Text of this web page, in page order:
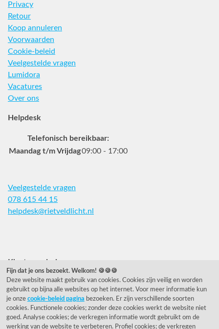
Privacy
Retour
Koop annuleren
Voorwaarden
Cookie-beleid
Veelgestelde vragen
Lumidora
Vacatures
Over ons
Helpdesk
Telefonisch bereikbaar:
Maandag t/m Vrijdag09:00 - 17:00
Veelgestelde vragen
078 615 44 15
helpdesk@rietveldlicht.nl
Klantwaardering
"Zeer goed" - eKomi.nl
Cijfer: 9.2 (25540 recensies)
Fijn dat je ons bezoekt. Welkom! 🍪🍪🍪
Deze website maakt gebruik van cookies. Cookies zijn veilig en worden
gebruikt op bijna alle websites op het internet. Voor meer informatie kun
je onze cookie-beleid pagina bezoeken. Er zijn verschillende soorten
cookies. Functionele cookies; zonder deze cookies werkt de website niet
goed. Analyse cookies; de verkregen informatie wordt gebruikt om de
werking van de website te verbeteren. Profiel cookies; de verkregen